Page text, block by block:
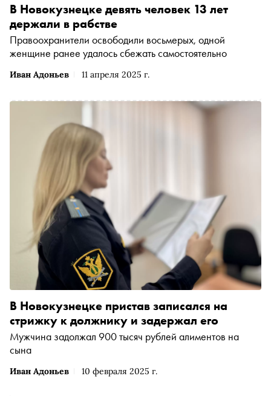
Иван Адоньев 11 апреля 2025 г.
В Новокузнецке девять человек 13 лет
держали в рабстве
Правоохранители освободили восьмерых, одной
женщине ранее удалось сбежать самостоятельно
Иван Адоньев 10 февраля 2025 г.
В Новокузнецке пристав записался на
стрижку к должнику и задержал его
Мужчина задолжал 900 тысяч рублей алиментов на
сына